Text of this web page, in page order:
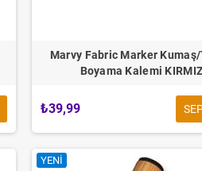
Marvy Fabric Marker
Boyama Kalemi
₺39,99
YENI